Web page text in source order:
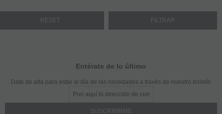
Entérate de lo último
Date de alta para estar al día de las novedades a través de nuestro boletín